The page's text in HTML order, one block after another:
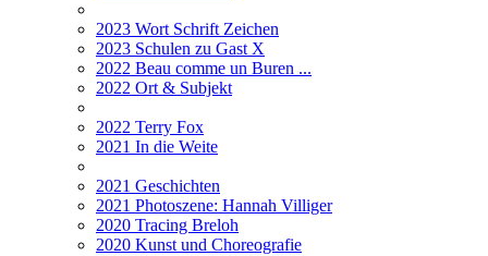
2023 Wort Schrift Zeichen
2023 Schulen zu Gast X
2022 Beau comme un Buren ...
2022 Ort & Subjekt
2022 Terry Fox
2021 In die Weite
2021 Geschichten
2021 Photoszene: Hannah Villiger
2020 Tracing Breloh
2020 Kunst und Choreografie